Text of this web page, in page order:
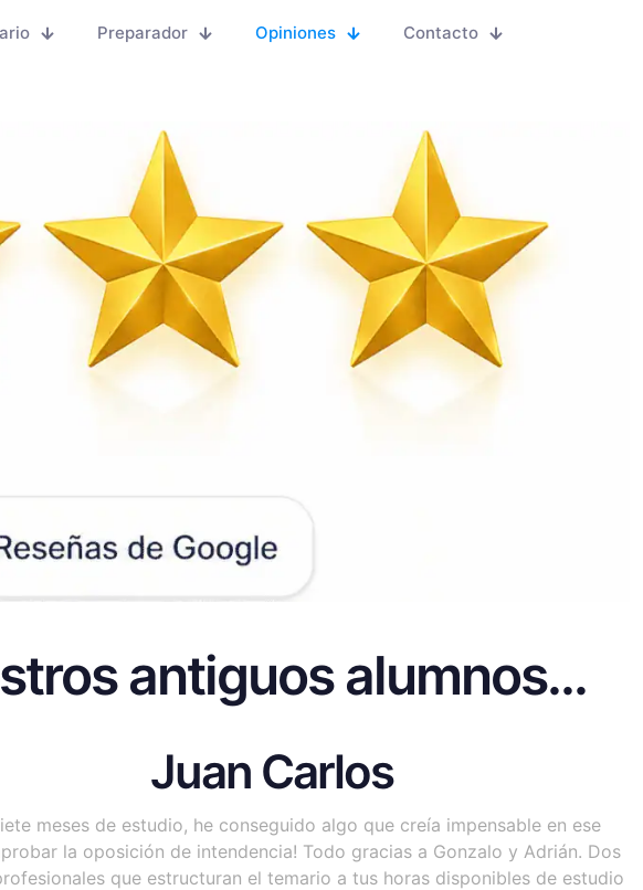
Preparador Opiniones Contacto
antiguos alumnos...
Juan Carlos
meses de estudio, he conseguido algo que creía impensable en ese
la oposición de intendencia! Todo gracias a Gonzalo y Adrián. Dos
que estructuran el temario a tus horas disponibles de estudio